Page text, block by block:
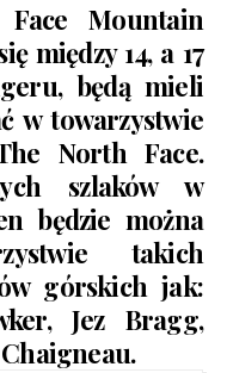
Mountain
między 14, a 17
będą mieli
w towarzystwie
North Face.
szlaków w
będzie można
takich
górskich jak:
Jez Bragg,